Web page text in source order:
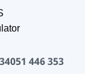
446 353